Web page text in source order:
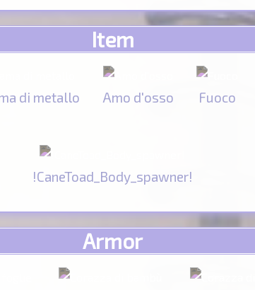
Item
di metallo Amo d'osso Fuoco
!CaneToad_Body_spawner!
Armor